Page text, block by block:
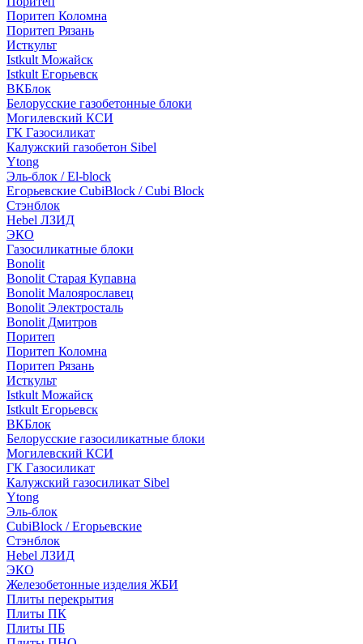
Поритеп Коломна
Поритеп Рязань
Исткульт
Istkult Можайск
Istkult Егорьевск
ВКБлок
Белорусские газобетонные блоки
Могилевский КСИ
ГК Газосиликат
Калужский газобетон Sibel
Ytong
Эль-блок / El-block
Егорьевские CubiBlock / Cubi Block
Стэнблок
Hebel ЛЗИД
ЭКО
Газосиликатные блоки
Bonolit
Bonolit Старая Купавна
Bonolit Малоярославец
Bonolit Электросталь
Bonolit Дмитров
Поритеп
Поритеп Коломна
Поритеп Рязань
Исткульт
Istkult Можайск
Istkult Егорьевск
ВКБлок
Белорусские газосиликатные блоки
Могилевский КСИ
ГК Газосиликат
Калужский газосиликат Sibel
Ytong
Эль-блок
CubiBlock / Егорьевские
Стэнблок
Hebel ЛЗИД
ЭКО
Железобетонные изделия ЖБИ
Плиты перекрытия
Плиты ПК
Плиты ПБ